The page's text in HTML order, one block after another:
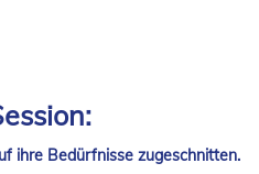
ihre Bedürfnisse zugeschnitten.